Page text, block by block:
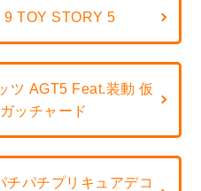
TOY STORY 5
ツ AGT5 Feat.装動 仮
ッチャード
チパチプリキュアデコ